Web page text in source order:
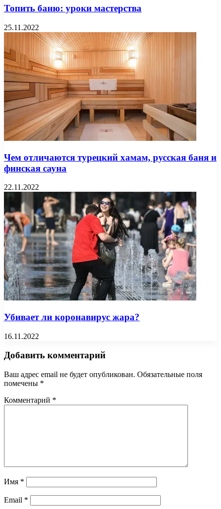
Топить баню: уроки мастерства
25.11.2022
Чем отличаются турецкий хамам, русская баня и
финская сауна
22.11.2022
Убивает ли коронавирус жара?
16.11.2022
Добавить комментарий
Ваш адрес email не будет опубликован. Обязательные поля
помечены *
Комментарий *
Имя *
Email *